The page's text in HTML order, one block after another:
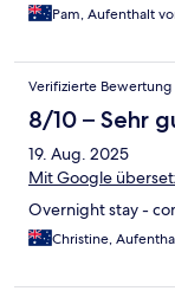
Pam, Aufenthalt
Verifizierte Bewertung
8/10 – Sehr
19. Aug. 2025
Mit Google
Overnight stay -
Christine,